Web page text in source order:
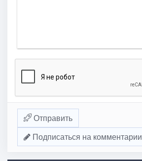
Отправить
Подписаться на комментарии